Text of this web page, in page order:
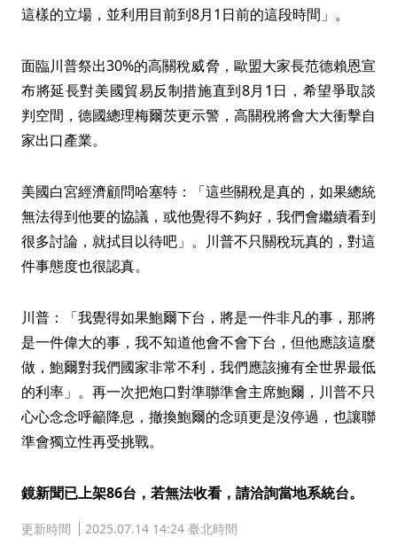
這樣的立場，並利用目前到8月1日前的這段時間」。
面臨川普祭出30%的高關稅威脅，歐盟大家長范德賴恩宣
布將延長對美國貿易反制措施直到8月1日，希望爭取談
判空間，德國總理梅爾茨更示警，高關稅將會大大衝擊自
家出口產業。
美國白宮經濟顧問哈塞特：「這些關稅是真的，如果總統
無法得到他要的協議，或他覺得不夠好，我們會繼續看到
很多討論，就拭目以待吧」。川普不只關稅玩真的，對這
件事態度也很認真。
川普：「我覺得如果鮑爾下台，將是一件非凡的事，那將
是一件偉大的事，我不知道他會不會下台，但他應該這麼
做，鮑爾對我們國家非常不利，我們應該擁有全世界最低
的利率」。再一次把炮口對準聯準會主席鮑爾，川普不只
心心念念呼籲降息，撤換鮑爾的念頭更是沒停過，也讓聯
準會獨立性再受挑戰。
鏡新聞已上架86台，若無法收看，請洽詢當地系統台。
更新時間 2025.07.14 14:24 臺北時間